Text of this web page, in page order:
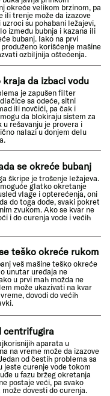
okreće velikom brzinom, pa
ili trenje može da izazove
su pohabani ležajevi,
između bubnja i kazana ili
bubanj. Iako na prvi
korišćenje mašine
ozbiljnija oštećenja.
kraja da izbaci vodu
je zapušen filter
sa odeće, sitni
ili novčići, pa čak i
da blokiraju sistem za
u rešavanju je provera i
nalazi u donjem delu
se okreće bubanj
škripe je trošenje ležajeva.
glatko okretanje
vlage i opterećenja, oni
do toga dođe, svaki pokret
zvukom. Ako se kvar ne
i do curenja vode i većih
teško okreće rukom
veš mašine teško okreće
unutar uređaja ne
u prvi mah možda ne
može ukazivati na kvar
dovodi do većih
centrifugira
aparata u
na vreme može da izazove
od čestih problema sa
jeste curenje vode tokom
u fazu bržeg okretanja
postaje veći, pa svako
dovesti do curenja.